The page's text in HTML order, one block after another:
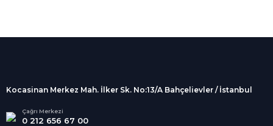
Alışveriş
kargolanmaktadır.
Tüm Kredi Kartlarına taksit
seçenekleri
Kocasinan Merkez Mah. İlker Sk. No:13/A Bahçelievler / İstanbul
Çağrı Merkezi
0 212 656 67 00